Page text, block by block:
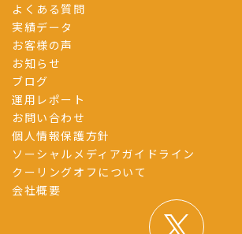
よくある質問
実績データ
お客様の声
お知らせ
ブログ
運用レポート
お問い合わせ
個人情報保護方針
ソーシャルメディアガイドライン
クーリングオフについて
会社概要